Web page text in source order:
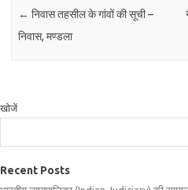
← निवास तहसील के गांवों की सूची –
निवास, मण्डला
खोजें
Recent Posts